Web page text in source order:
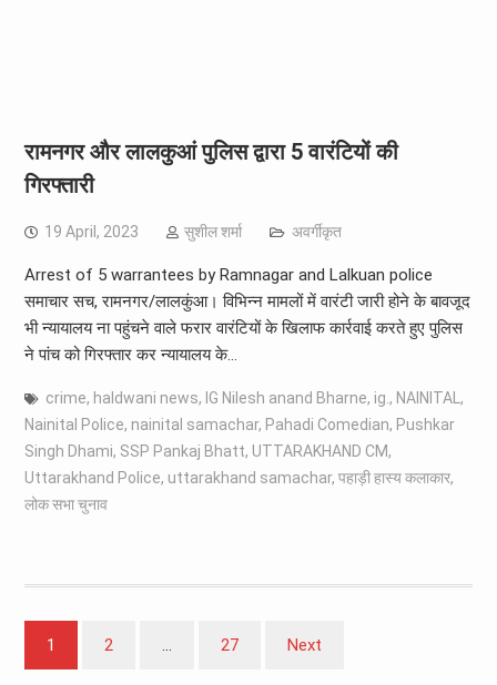
रामनगर और लालकुआं पुलिस द्वारा 5 वारंटियों की
गिरफ्तारी
19 April, 2023 सुशील शर्मा अवर्गीकृत
Arrest of 5 warrantees by Ramnagar and Lalkuan police
समाचार सच, रामनगर/लालकुंआ। विभिन्न मामलों में वारंटी जारी होने के बावजूद
भी न्यायालय ना पहुंचने वाले फरार वारंटियों के खिलाफ कार्रवाई करते हुए पुलिस
ने पांच को गिरफ्तार कर न्यायालय के…
crime, haldwani news, IG Nilesh anand Bharne, ig., NAINITAL,
Nainital Police, nainital samachar, Pahadi Comedian, Pushkar
Singh Dhami, SSP Pankaj Bhatt, UTTARAKHAND CM,
Uttarakhand Police, uttarakhand samachar, पहाड़ी हास्य कलाकार,
लोक सभा चुनाव
Posts
pagination
1 2 … 27 Next